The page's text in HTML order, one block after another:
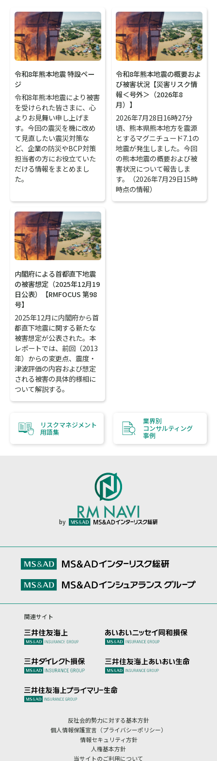
令和8年熊本地震 特設ペー
ジ
令和8年熊本地震により被害
を受けられた皆さまに、心
よりお見舞い申し上げま
す。今回の震災を機に改め
て見直したい震災対策な
ど、企業の防災やBCP対策
担当者の方にお役立ていた
だける情報をまとめまし
た。
令和8年熊本地震の概要およ
び被害状況【災害リスク情
報＜号外＞（2026年8
月）】
2026年7月28日16時27分
頃、熊本県熊本地方を震源
とするマグニチュード7.1の
地震が発生しました。今回
の熊本地震の概要および被
害状況について報告しま
す。（2026年7月29日15時
時点の情報）
内閣府による首都直下地震
の被害想定（2025年12月19
日公表）【RMFOCUS 第98
号】
2025年12月に内閣府から首
都直下地震に関する新たな
被害想定が公表された。本
レポートでは、前回（2013
年）からの変更点、震度・
津波評価の内容および想定
される被害の具体的様相に
ついて解説する。
リスクマネジメント
用語集
業界別
コンサルティング
事例
by
関連サイト
反社会的勢力に対する基本方針
個人情報保護宣言（プライバシーポリシー）
情報セキュリティ方針
人権基本方針
当サイトのご利用について